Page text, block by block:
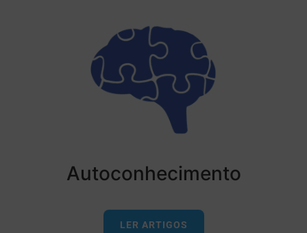
Autoconhecimento
LER ARTIGOS